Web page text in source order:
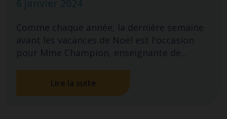
Comme chaque année, la dernière semaine
avant les vacances de Noël est l'occasion
pour Mme Champion, enseignante de...
Lire la suite